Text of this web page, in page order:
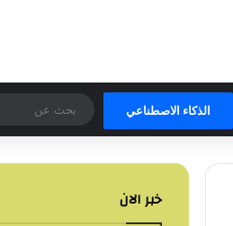
الذكاء الاصطناعي
خبر الان